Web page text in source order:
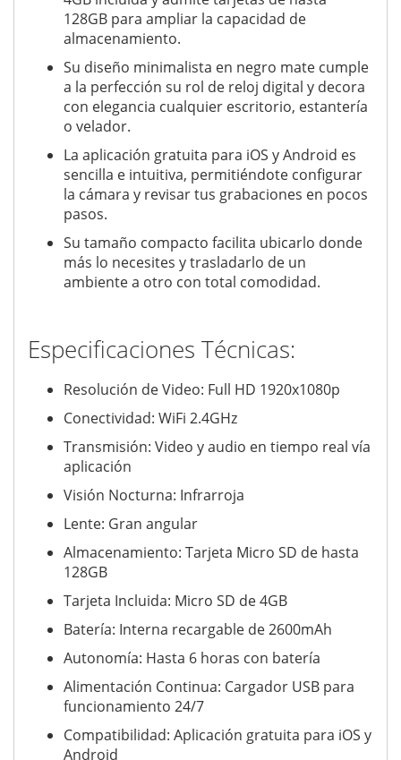
128GB para ampliar la capacidad de
almacenamiento.
Su diseño minimalista en negro mate cumple
a la perfección su rol de reloj digital y decora
con elegancia cualquier escritorio, estantería
o velador.
La aplicación gratuita para iOS y Android es
sencilla e intuitiva, permitiéndote configurar
la cámara y revisar tus grabaciones en pocos
pasos.
Su tamaño compacto facilita ubicarlo donde
más lo necesites y trasladarlo de un
ambiente a otro con total comodidad.
Especificaciones Técnicas:
Resolución de Video: Full HD 1920x1080p
Conectividad: WiFi 2.4GHz
Transmisión: Video y audio en tiempo real vía
aplicación
Visión Nocturna: Infrarroja
Lente: Gran angular
Almacenamiento: Tarjeta Micro SD de hasta
128GB
Tarjeta Incluida: Micro SD de 4GB
Batería: Interna recargable de 2600mAh
Autonomía: Hasta 6 horas con batería
Alimentación Continua: Cargador USB para
funcionamiento 24/7
Compatibilidad: Aplicación gratuita para iOS y
Android